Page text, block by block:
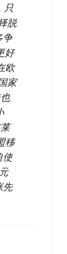
只
脱
争
好
欧
家
移
使
先